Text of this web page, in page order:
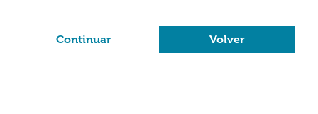
Continuar Volver